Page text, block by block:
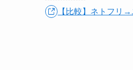
【比較】ネトフリ